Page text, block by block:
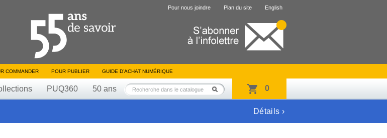
Pour nous joindre Plan du site English
COMMANDER POUR PUBLIER GUIDE D’ACHAT NUMÉRIQUE
PUQ360 50 ans 0
Détails ›